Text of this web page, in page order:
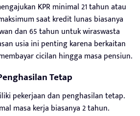
KPR minimal 21 tahun atau
saat kredit lunas biasanya
dan 65 tahun untuk wiraswasta
usia ini penting karena berkaitan
cicilan hingga masa pensiun.
Tetap
pekerjaan dan penghasilan tetap.
masa kerja biasanya 2 tahun.